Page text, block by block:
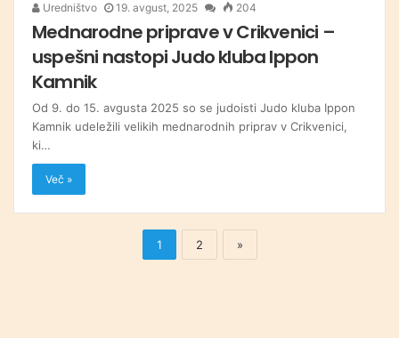
Uredništvo 19. avgust, 2025 204
Mednarodne priprave v Crikvenici –
uspešni nastopi Judo kluba Ippon
Kamnik
Od 9. do 15. avgusta 2025 so se judoisti Judo kluba Ippon
Kamnik udeležili velikih mednarodnih priprav v Crikvenici,
ki…
Več »
1 2 »